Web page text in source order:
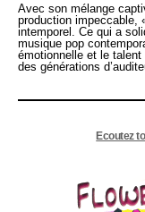
Avec son mélange
production impeccable,
intemporel. Ce qui a
musique pop
émotionnelle et le talent
des générations
Ecoutez